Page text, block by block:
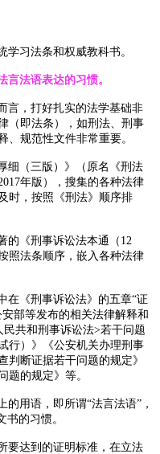
习法条和权威教科书。
法语表达的习惯。
言，打好扎实的法学基础非
（即法条），如刑法、刑事
、规范性文件非常重要。
细（三版）》（原名《刑法
年版），搜集的各种法律
时，按照《刑法》顺序排
的《刑事诉讼法本通（ 12
照法条顺序，嵌入各种法律
在《刑事诉讼法》的五章“证
部等发布的相关法律解释和
民共和刑事诉讼法>若干问题
行）》《公安机关办理刑事
判断证据若干问题的规定》
题的规定》等。
用语，即所谓“法言法语”，
书的习惯。
要达到的证明标准，在立法